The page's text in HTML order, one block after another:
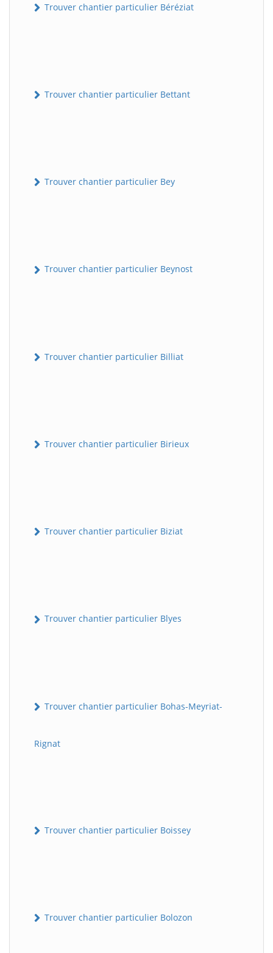
Trouver chantier particulier Béréziat
Trouver chantier particulier Bettant
Trouver chantier particulier Bey
Trouver chantier particulier Beynost
Trouver chantier particulier Billiat
Trouver chantier particulier Birieux
Trouver chantier particulier Biziat
Trouver chantier particulier Blyes
Trouver chantier particulier Bohas-Meyriat-
Rignat
Trouver chantier particulier Boissey
Trouver chantier particulier Bolozon